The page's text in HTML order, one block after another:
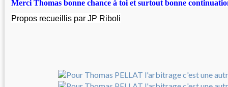
Merci Thomas bonne chance à toi et surtout bonne
Propos recueillis par JP Riboli